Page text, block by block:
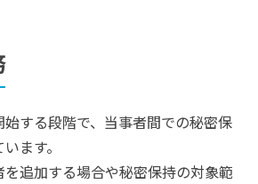
する段階で、当事者間での秘密保
ます。
追加する場合や秘密保持の対象範